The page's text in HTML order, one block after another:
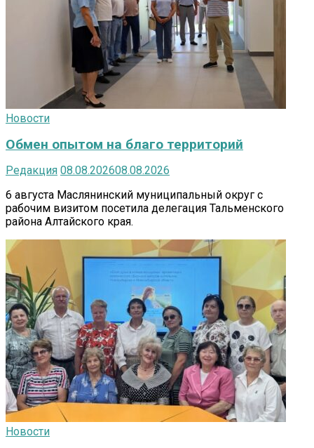
Новости
Обмен опытом на благо территорий
Редакция 08.08.202608.08.2026
6 августа Маслянинский муниципальный округ с
рабочим визитом посетила делегация Тальменского
района Алтайского края.
Новости